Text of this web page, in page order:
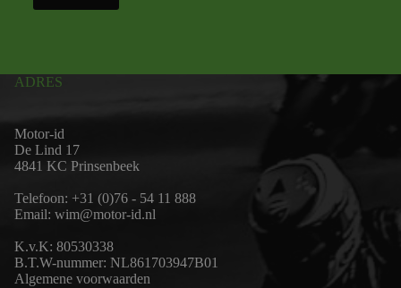
ADRES
Motor-id
De Lind 17
4841 KC Prinsenbeek
Telefoon: +31 (0)76 - 54 11 888
Email: wim@motor-id.nl
K.v.K: 80530338
B.T.W-nummer: NL861703947B01
Algemene voorwaarden